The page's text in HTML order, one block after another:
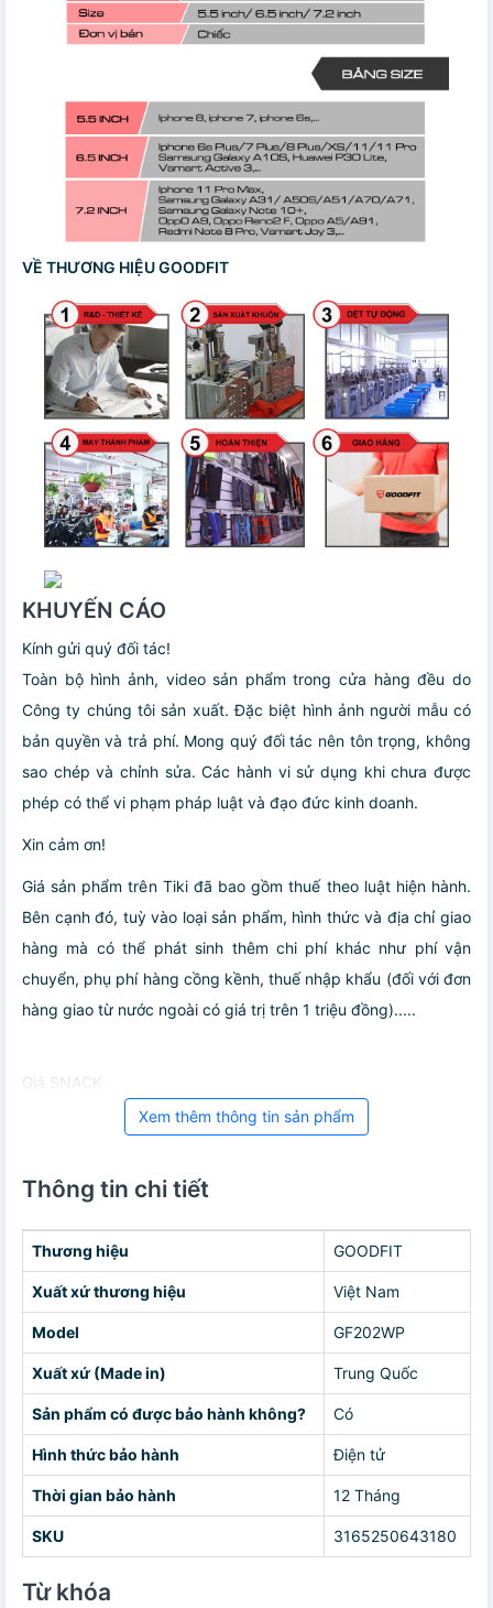
VỀ THƯƠNG HIỆU GOODFIT
KHUYẾN CÁO
Kính gửi quý đối tác!
Toàn bộ hình ảnh, video sản phẩm trong cửa hàng đều do
Công ty chúng tôi sản xuất. Đặc biệt hình ảnh người mẫu có
bản quyền và trả phí. Mong quý đối tác nên tôn trọng, không
sao chép và chỉnh sửa. Các hành vi sử dụng khi chưa được
phép có thể vi phạm pháp luật và đạo đức kinh doanh.
Xin cảm ơn!
Giá sản phẩm trên Tiki đã bao gồm thuế theo luật hiện hành.
Bên cạnh đó, tuỳ vào loại sản phẩm, hình thức và địa chỉ giao
hàng mà có thể phát sinh thêm chi phí khác như phí vận
chuyển, phụ phí hàng cồng kềnh, thuế nhập khẩu (đối với đơn
hàng giao từ nước ngoài có giá trị trên 1 triệu đồng).....
Giá SNACK
Xem thêm thông tin sản phẩm
Thông tin chi tiết
Thương hiệu GOODFIT
Xuất xứ thương hiệu Việt Nam
Model GF202WP
Xuất xứ (Made in) Trung Quốc
Sản phẩm có được bảo hành không? Có
Hình thức bảo hành Điện tử
Thời gian bảo hành 12 Tháng
SKU 3165250643180
Từ khóa